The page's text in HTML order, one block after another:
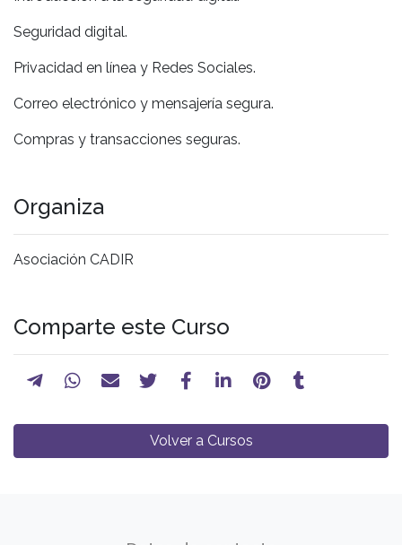
Seguridad digital.
Privacidad en línea y Redes Sociales.
Correo electrónico y mensajería segura.
Compras y transacciones seguras.
Organiza
Asociación CADIR
Comparte este Curso
Volver a Cursos